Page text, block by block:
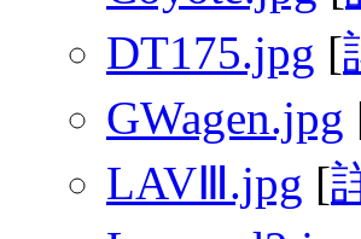
DT175.jpg [
GWagen.jpg
LAVⅢ.jpg [